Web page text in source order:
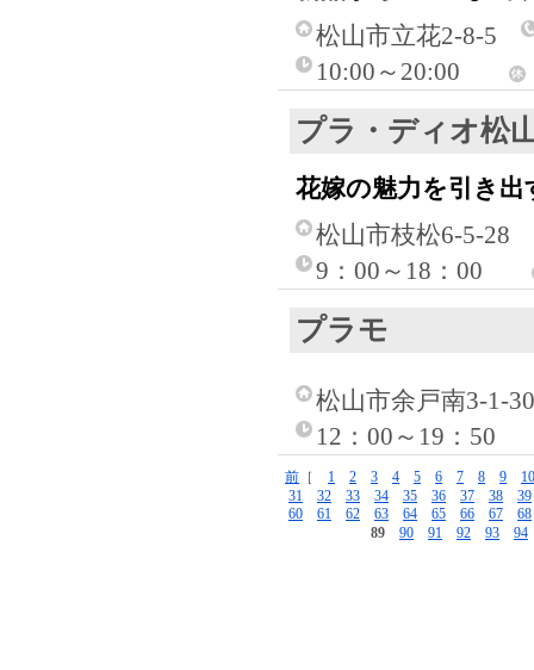
松山市立花2-8-5
10:00～20:00
プラ・ディオ松
花嫁の魅力を引き
松山市枝松6-5-28
9：00～18：00
プラモ
松山市余戸南3-1-
12：00～19：50
前 ［ 1 2 3 4 5 6 7 8 9
10
31
32 33 34 35 36 37 38
39
60
61 62 63 64 65 66 67
68
89
90 91 92 93 94